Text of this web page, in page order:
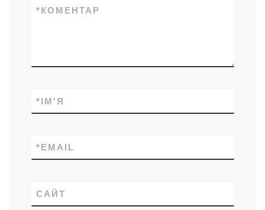
КОМЕНТАР
*
ІМ'Я
*
EMAIL
*
САЙТ